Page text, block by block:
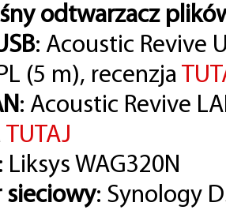
odtwarzacz
: Acoustic Revive
(5 m), recenzja
: Acoustic Revive
TUTAJ
Liksys WAG320N
sieciowy: Synology